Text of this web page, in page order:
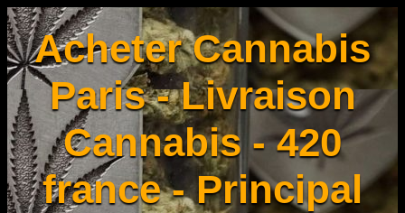
Acheter Cannabis
Paris - Livraison
Cannabis - 420
france - Principal